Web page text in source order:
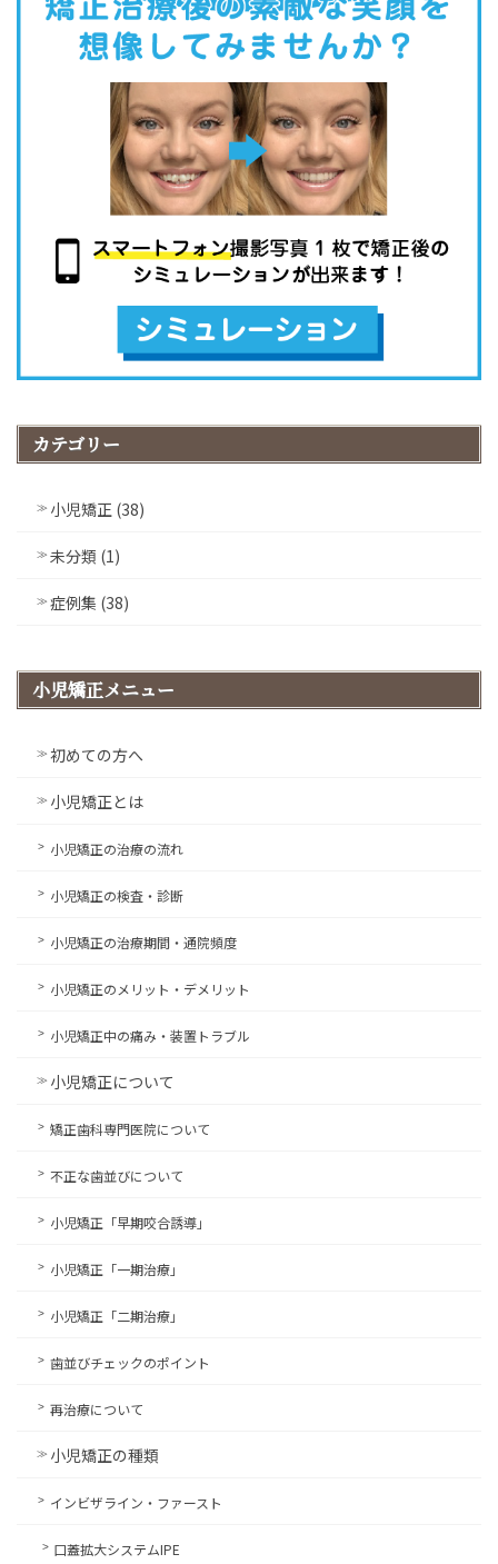
カテゴリー
小児矯正 (38)
未分類 (1)
症例集 (38)
小児矯正メニュー
初めての方へ
小児矯正とは
小児矯正の治療の流れ
小児矯正の検査・診断
小児矯正の治療期間・通院頻度
小児矯正のメリット・デメリット
小児矯正中の痛み・装置トラブル
小児矯正について
矯正歯科専門医院について
不正な歯並びについて
小児矯正「早期咬合誘導」
小児矯正「一期治療」
小児矯正「二期治療」
歯並びチェックのポイント
再治療について
小児矯正の種類
インビザライン・ファースト
口蓋拡大システムIPE